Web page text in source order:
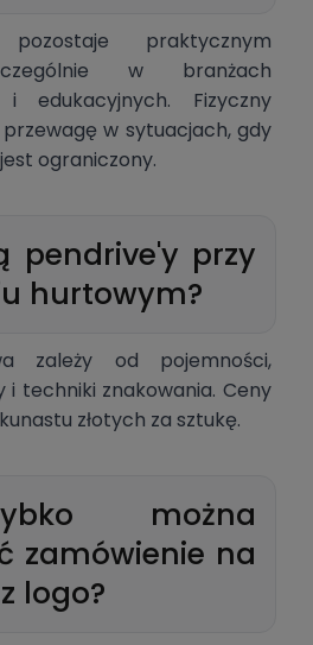
praktycznym
w branżach
i edukacyjnych. Fizyczny
w sytuacjach, gdy
ograniczony.
pendrive'y przy
hurtowym?
zależy od pojemności,
i techniki znakowania. Ceny
złotych za sztukę.
można
zamówienie na
logo?